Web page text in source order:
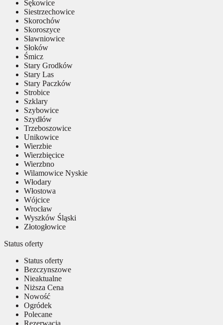
Sękowice
Siestrzechowice
Skorochów
Skoroszyce
Sławniowice
Słoków
Śmicz
Stary Grodków
Stary Las
Stary Paczków
Strobice
Szklary
Szybowice
Szydłów
Trzeboszowice
Unikowice
Wierzbie
Wierzbięcice
Wierzbno
Wilamowice Nyskie
Włodary
Włostowa
Wójcice
Wrocław
Wyszków Śląski
Złotogłowice
Status oferty
Status oferty
Bezczynszowe
Nieaktualne
Niższa Cena
Nowość
Ogródek
Polecane
Rezerwacja